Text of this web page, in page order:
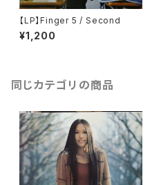
【LP】Finger 5 / Second
¥1,200
同じカテゴリの商品